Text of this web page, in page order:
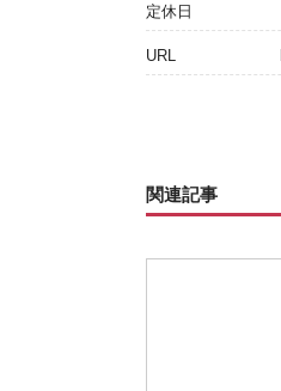
定休日
URL
関連記事